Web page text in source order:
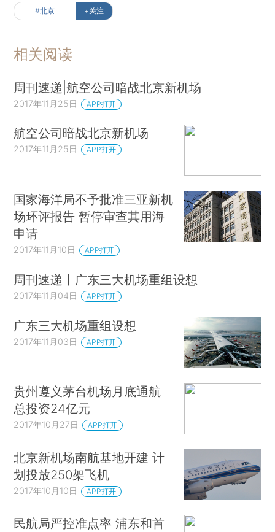
#北京 +关注
相关阅读
周刊速递|航空公司暗战北京新机场
2017年11月25日 APP打开
航空公司暗战北京新机场
2017年11月25日 APP打开
国家海洋局不予批准三亚新机
场环评报告 暂停审查其用海
申请
2017年11月10日 APP打开
周刊速递丨广东三大机场重组设想
2017年11月04日 APP打开
广东三大机场重组设想
2017年11月03日 APP打开
贵州遵义茅台机场月底通航
总投资24亿元
2017年10月27日 APP打开
北京新机场南航基地开建 计
划投放250架飞机
2017年10月10日 APP打开
民航局严控准点率 浦东和首